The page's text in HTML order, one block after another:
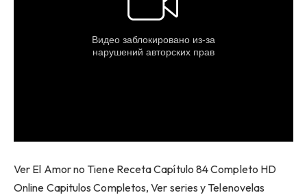
Ver El Amor no Tiene Receta Capítulo 84 Completo HD
Online Capitulos Completos, Ver series y Telenovelas